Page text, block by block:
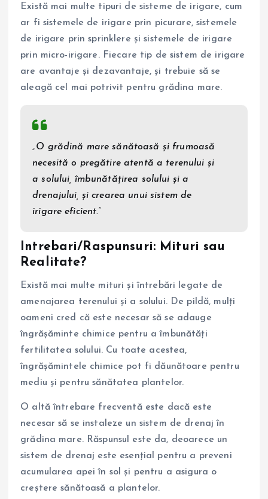
Există mai multe tipuri de sisteme de irigare, cum
ar fi sistemele de irigare prin picurare, sistemele
de irigare prin sprinklere și sistemele de irigare
prin micro-irigare. Fiecare tip de sistem de irigare
are avantaje și dezavantaje, și trebuie să se
aleagă cel mai potrivit pentru grădina mare.
„O grădină mare sănătoasă și frumoasă
necesită o pregătire atentă a terenului și
a solului, îmbunătățirea solului și a
drenajului, și crearea unui sistem de
irigare eficient.”
Intrebari/Raspunsuri: Mituri sau
Realitate?
Există mai multe mituri și întrebări legate de
amenajarea terenului și a solului. De pildă, mulți
oameni cred că este necesar să se adauge
îngrășăminte chimice pentru a îmbunătăți
fertilitatea solului. Cu toate acestea,
îngrășămintele chimice pot fi dăunătoare pentru
mediu și pentru sănătatea plantelor.
O altă întrebare frecventă este dacă este
necesar să se instaleze un sistem de drenaj în
grădina mare. Răspunsul este da, deoarece un
sistem de drenaj este esențial pentru a preveni
acumularea apei în sol și pentru a asigura o
creștere sănătoasă a plantelor.